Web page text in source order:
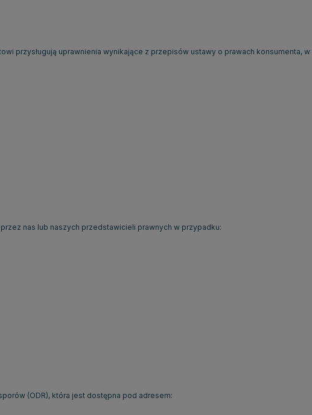
przysługują uprawnienia wynikające z przepisów ustawy o prawach konsumenta,
nas lub naszych przedstawicieli prawnych w przypadku:
(ODR), która jest dostępna pod adresem: